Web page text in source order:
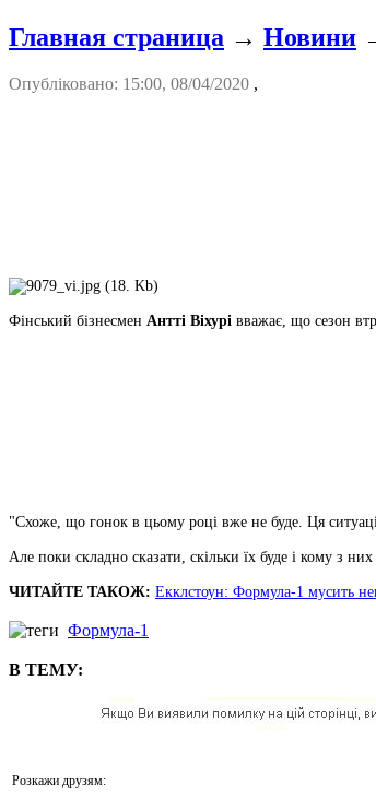
Главная страница → Новини
Опубліковано: 15:00, 08/04/2020 ,
Фінський бізнесмен Антті Віхурі вважає, що сезон
"Схоже, що гонок в цьому році вже не буде. Ця
Але поки складно сказати, скільки їх буде і кому з
ЧИТАЙТЕ ТАКОЖ: Екклстоун: Формула-1 мусить
Формула-1
В ТЕМУ:
Розкажи друзям: